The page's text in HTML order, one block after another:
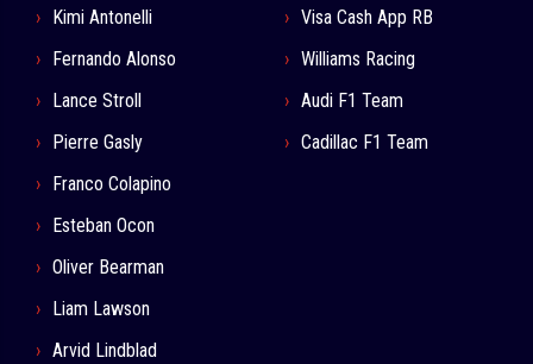
Kimi Antonelli
Fernando Alonso
Lance Stroll
Pierre Gasly
Franco Colapino
Esteban Ocon
Oliver Bearman
Liam Lawson
Arvid Lindblad
Visa Cash App RB
Williams Racing
Audi F1 Team
Cadillac F1 Team